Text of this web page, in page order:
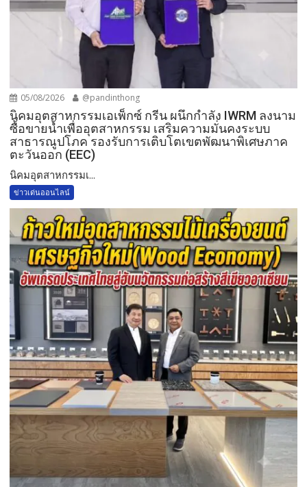
05/08/2026 @pandinthong
​นิคมอุตสาหกรรมเอเพ็กซ์ กรีน ผนึกกำลัง IWRM ลงนาม
ซื้อขายน้ำเพื่ออุตสาหกรรม เสริมความมั่นคงระบบ
สาธารณูปโภค รองรับการเติบโตเขตพัฒนาพิเศษภาค
ตะวันออก (EEC)
​นิคมอุตสาหกรรมเ...
ข่าวเด่นออนไลน์